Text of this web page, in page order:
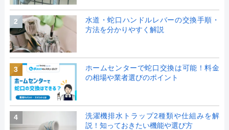
2
水道・蛇口ハンドルレバーの交換手順・
方法を分かりやすく解説
3
ホームセンターで蛇口交換は可能！料金
の相場や業者選びのポイント
4
洗濯機排水トラップ2種類や仕組みを解
説！知っておきたい機能や選び方